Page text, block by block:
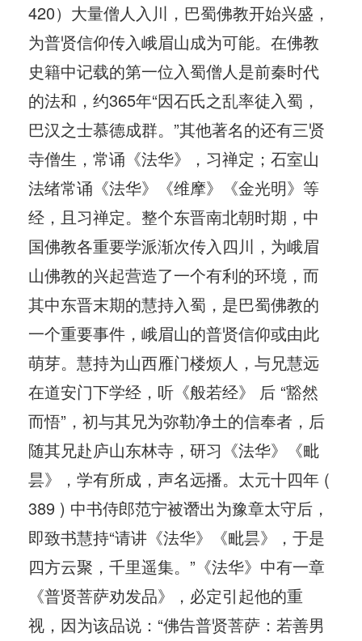
420）大量僧人入川，巴蜀佛教开始兴盛，
为普贤信仰传入峨眉山成为可能。在佛教
史籍中记载的第一位入蜀僧人是前秦时代
的法和，约365年“因石氏之乱率徒入蜀，
巴汉之士慕德成群。”其他著名的还有三贤
寺僧生，常诵《法华》，习禅定；石室山
法绪常诵《法华》《维摩》《金光明》等
经，且习禅定。整个东晋南北朝时期，中
国佛教各重要学派渐次传入四川，为峨眉
山佛教的兴起营造了一个有利的环境，而
其中东晋末期的慧持入蜀，是巴蜀佛教的
一个重要事件，峨眉山的普贤信仰或由此
萌芽。慧持为山西雁门楼烦人，与兄慧远
在道安门下学经，听《般若经》 后 “豁然
而悟”，初与其兄为弥勒净土的信奉者，后
随其兄赴庐山东林寺，研习《法华》《毗
昙》，学有所成，声名远播。太元十四年 (
389 ) 中书侍郎范宁被谮出为豫章太守后，
即致书慧持“请讲《法华》《毗昙》，于是
四方云聚，千里遥集。”《法华》中有一章
《普贤菩萨劝发品》，必定引起他的重
视，因为该品说：“佛告普贤菩萨：若善男